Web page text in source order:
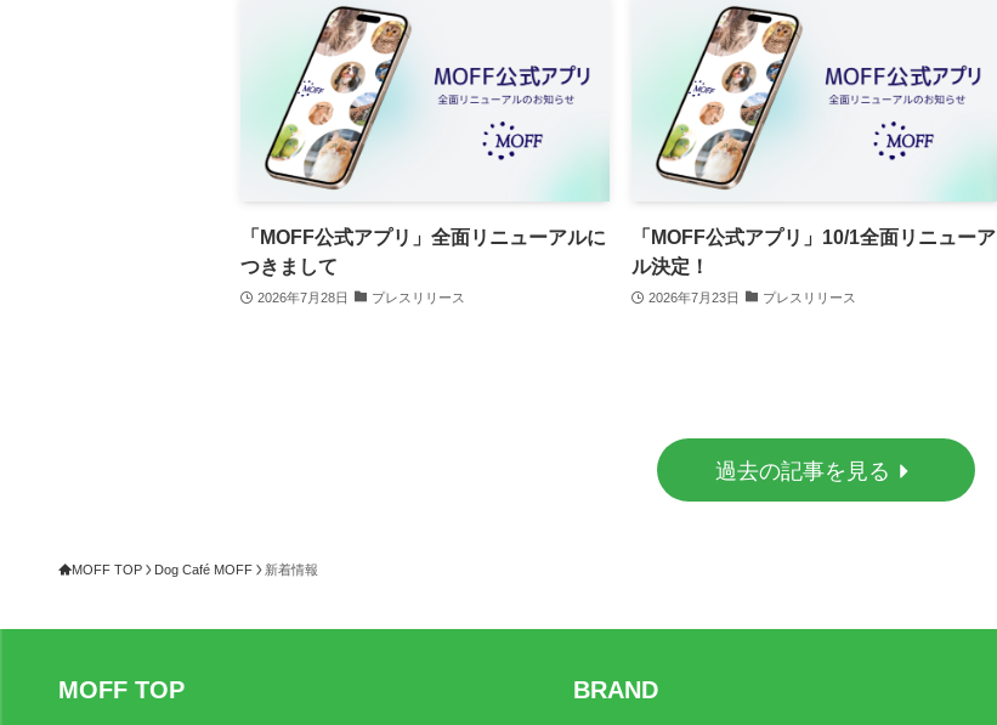
「MOFF公式アプリ」全面リニューアルに
つきまして
2026年7月28日 プレスリリース
「MOFF公式アプリ」10/1全面リニューア
ル決定！
2026年7月23日 プレスリリース
過去の記事を見る
MOFF TOP Dog Café MOFF 新着情報
MOFF TOP BRAND